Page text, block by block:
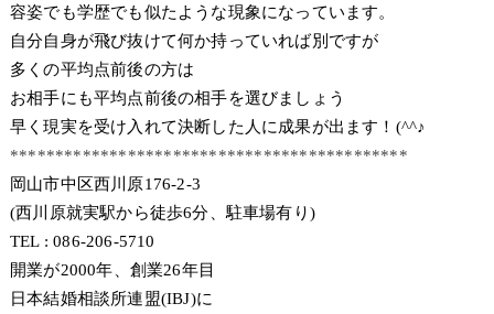
容姿でも学歴でも似たような現象になっています。
自分自身が飛び抜けて何か持っていれば別ですが
多くの平均点前後の方は
お相手にも平均点前後の相手を選びましょう
早く現実を受け入れて決断した人に成果が出ます！(^^♪
********************************************
岡山市中区西川原176-2-3
(西川原就実駅から徒歩6分、駐車場有り)
TEL : 086-206-5710
開業が2000年、創業26年目
日本結婚相談所連盟(IBJ)に